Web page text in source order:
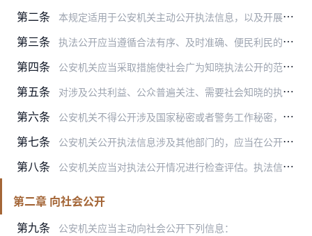
第二条 本规定适用于公安机关主动公开执法信息，以及开展网上公开办事。
第三条 执法公开应当遵循合法有序、及时准确、便民利民的原则。
第四条 公安机关应当采取措施使社会广为知晓执法公开的范围、期限和途径，方便公民、法人和其他组织依法获取执法信息。
第五条 对涉及公共利益、公众普遍关注、需要社会知晓的执法信息，应当主动向社会公开；对不宜向社会公开，但涉及特定对象权利义务、需要特定对象知悉的执法信息，应当主动向特定对…
第六条 公安机关不得公开涉及国家秘密或者警务工作秘密，以及可能影响国家安全、公共安全、经济安全和社会稳定或者妨害执法活动的执法信息。
第七条 公安机关公开执法信息涉及其他部门的，应当在公开前与有关部门确认；公开执法信息依照国家有关规定需要批准的，应当在批准后公开。
第八条 公安机关应当对执法公开情况进行检查评估。执法信息不应当公开而公开的，应当立即撤回；公开的执法信息错误或者发生变更的，应当立即纠正或者更新；执法信息公开后可能或者…
第二章 向社会公开
第九条
公安机关应当主动向社会公开下列信息：